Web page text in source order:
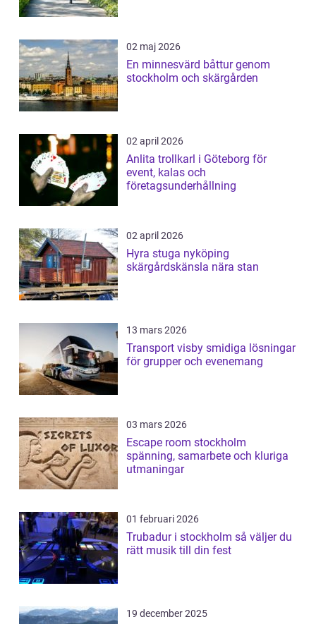
02 maj 2026
En minnesvärd båttur genom
stockholm och skärgården
02 april 2026
Anlita trollkarl i Göteborg för
event, kalas och
företagsunderhållning
02 april 2026
Hyra stuga nyköping
skärgårdskänsla nära stan
13 mars 2026
Transport visby smidiga lösningar
för grupper och evenemang
03 mars 2026
Escape room stockholm
spänning, samarbete och kluriga
utmaningar
01 februari 2026
Trubadur i stockholm så väljer du
rätt musik till din fest
19 december 2025